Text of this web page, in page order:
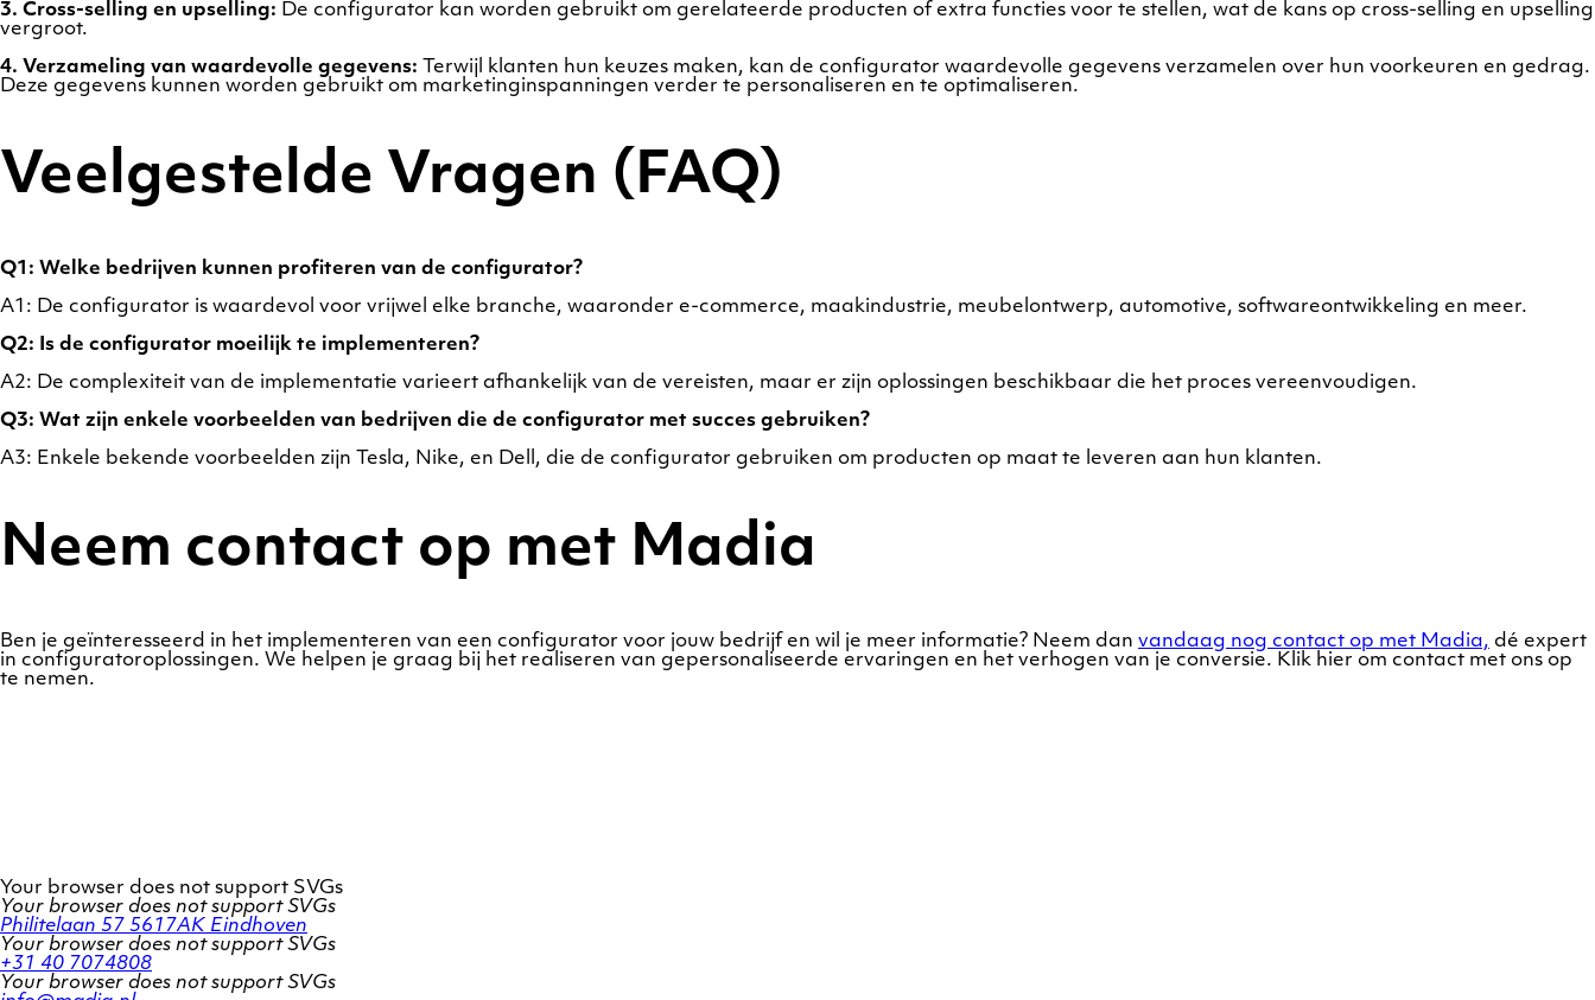
3. Cross-selling en upselling: De configurator kan worden gebruikt om gerelateerde producten of extra functies voor te stellen, wat de kans op cross-selling en upselling
vergroot.
4. Verzameling van waardevolle gegevens: Terwijl klanten hun keuzes maken, kan de configurator waardevolle gegevens verzamelen over hun voorkeuren en gedrag.
Deze gegevens kunnen worden gebruikt om marketinginspanningen verder te personaliseren en te optimaliseren.
Veelgestelde Vragen (FAQ)
Q1: Welke bedrijven kunnen profiteren van de configurator?
A1: De configurator is waardevol voor vrijwel elke branche, waaronder e-commerce, maakindustrie, meubelontwerp, automotive, softwareontwikkeling en meer.
Q2: Is de configurator moeilijk te implementeren?
A2: De complexiteit van de implementatie varieert afhankelijk van de vereisten, maar er zijn oplossingen beschikbaar die het proces vereenvoudigen.
Q3: Wat zijn enkele voorbeelden van bedrijven die de configurator met succes gebruiken?
A3: Enkele bekende voorbeelden zijn Tesla, Nike, en Dell, die de configurator gebruiken om producten op maat te leveren aan hun klanten.
Neem contact op met Madia
Ben je geïnteresseerd in het implementeren van een configurator voor jouw bedrijf en wil je meer informatie? Neem dan vandaag nog contact op met Madia, dé expert
in configuratoroplossingen. We helpen je graag bij het realiseren van gepersonaliseerde ervaringen en het verhogen van je conversie. Klik hier om contact met ons op
te nemen.
Your browser does not support SVGs
Your browser does not support SVGs
Philitelaan 57 5617AK Eindhoven
Your browser does not support SVGs
+31 40 7074808
Your browser does not support SVGs